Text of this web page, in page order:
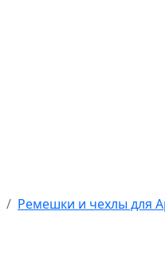
Ремешки и чехлы для